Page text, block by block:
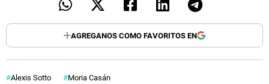
AGREGANOS COMO FAVORITOS EN
Alexis Sotto Moria Casán